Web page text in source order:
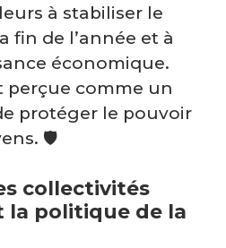
à stabiliser le
fin de l’année et à
économique.
perçue comme un
protéger le pouvoir
🛡️
collectivités
la politique de la